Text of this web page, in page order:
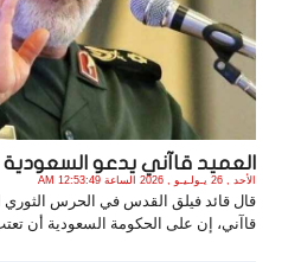
العميد قاآني يدعو السعودية
الأحد , 26 يـولـيـو , 2026 الساعة 12:53:49 AM
قال قائد فيلق القدس في الحرس الثوري
قاآني، إن على الحكومة السعودية أن